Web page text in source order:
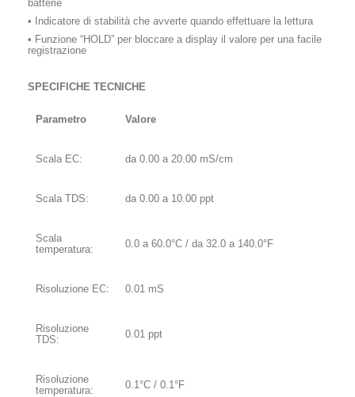
batterie
• Indicatore di stabilità che avverte quando effettuare la lettura
• Funzione “HOLD” per bloccare a display il valore per una facile
registrazione
SPECIFICHE TECNICHE
Parametro Valore
Scala EC: da 0.00 a 20.00 mS/cm
Scala TDS: da 0.00 a 10.00 ppt
Scala
temperatura:
0.0 a 60.0°C / da 32.0 a 140.0°F
Risoluzione EC: 0.01 mS
Risoluzione
TDS:
0.01 ppt
Risoluzione
temperatura:
0.1°C / 0.1°F